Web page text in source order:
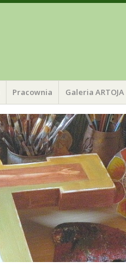
Pracownia Galeria ARTOJA